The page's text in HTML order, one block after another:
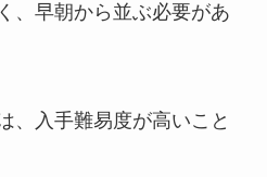
、早朝から並ぶ必要があ
、入手難易度が高いこと